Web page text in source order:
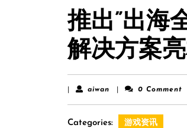
推出”出海
解决方案
aiwan aiwan 0 Comment
Categories: 游戏资讯